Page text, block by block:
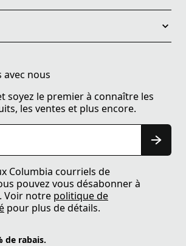
avec nous
soyez le premier à connaître les
les ventes et plus encore.
Columbia courriels de
pouvez vous désabonner à
Voir notre politique de
pour plus de détails.
de rabais.